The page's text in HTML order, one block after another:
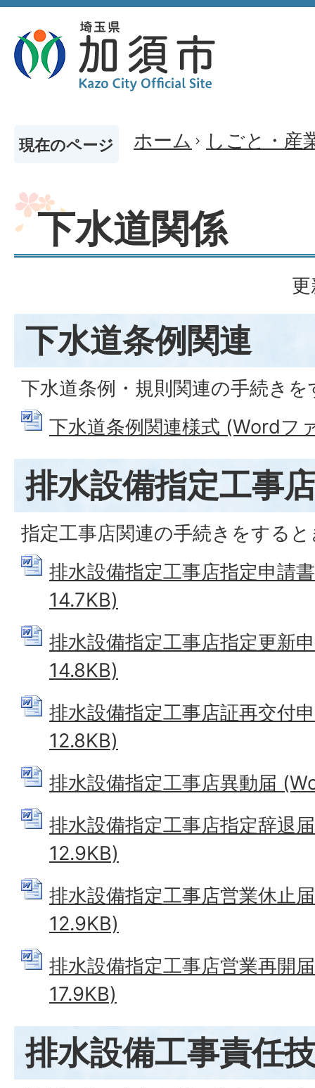
現在のページ ホーム しごと・産
下水道関係
下水道条例関連
下水道条例・規則関連の手続き
下水道条例関連様式 (Wordフ
排水設備指定工事
指定工事店関連の手続きをする
排水設備指定工事店指定申請
14.7KB)
排水設備指定工事店指定更新
14.8KB)
排水設備指定工事店証再交付
12.8KB)
排水設備指定工事店異動届
排水設備指定工事店指定辞退
12.9KB)
排水設備指定工事店営業休止
12.9KB)
排水設備指定工事店営業再開
17.9KB)
排水設備工事責任